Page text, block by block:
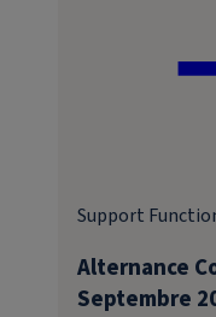
Alternance
Septembre
Support